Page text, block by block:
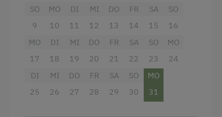
Handtücher
Haarföhn
Wlan
Toilette
Doppelbett
SO
9
MO
10
DI
11
MI
12
DO
13
FR
14
SA
15
SO
16
MO
17
DI
18
MI
19
DO
20
FR
21
SA
22
SO
23
MO
24
DI
25
MI
26
DO
27
FR
28
SA
29
SO
30
MO
31